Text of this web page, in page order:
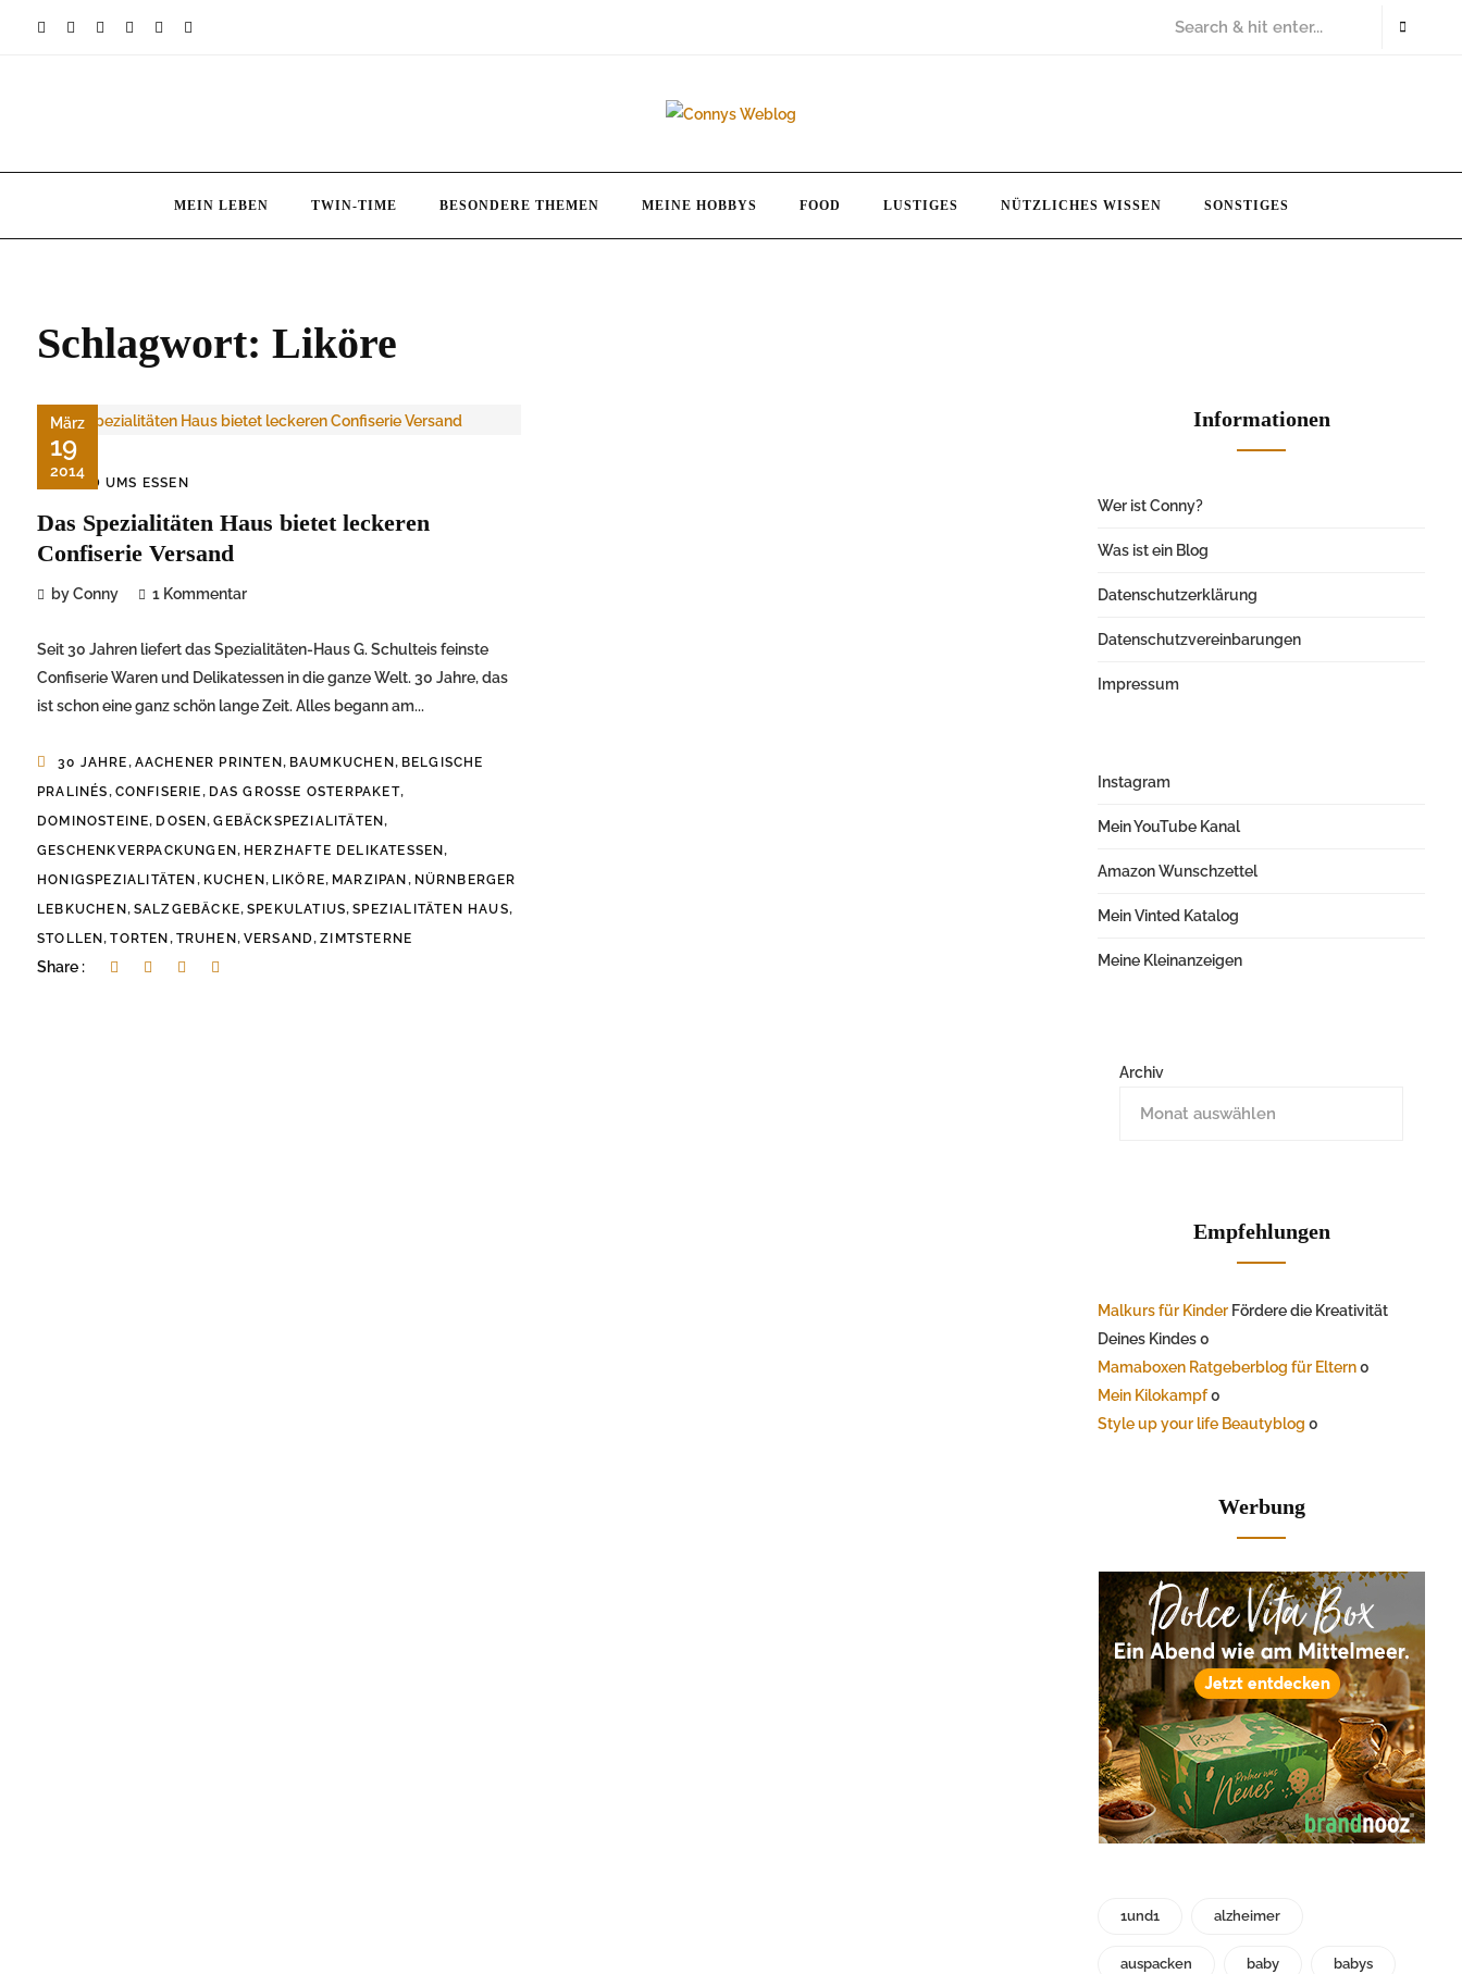
MEIN LEBEN TWIN-TIME BESONDERE THEMEN MEINE HOBBYS FOOD LUSTIGES NÜTZLICHES WISSEN SONSTIGES
Schlagwort: Liköre
März
19
2014
RUND UMS ESSEN
Das Spezialitäten Haus bietet leckeren
Confiserie Versand
by Conny 1 Kommentar
Seit 30 Jahren liefert das Spezialitäten-Haus G. Schulteis feinste
Confiserie Waren und Delikatessen in die ganze Welt. 30 Jahre, das
ist schon eine ganz schön lange Zeit. Alles begann am...
30 JAHRE, AACHENER PRINTEN, BAUMKUCHEN, BELGISCHE
PRALINÉS, CONFISERIE, DAS GROSSE OSTERPAKET ,
DOMINOSTEINE, DOSEN,GEBÄCKSPEZIALITÄTEN,
GESCHENKVERPACKUNGEN, HERZHAFTE DELIKATESSEN,
HONIGSPEZIALITÄTEN, KUCHEN, LIKÖRE, MARZIPAN, NÜRNBERGER
LEBKUCHEN, SALZGEBÄCKE,SPEKULATIUS,SPEZIALITÄTEN HAUS,
STOLLEN,TORTEN, TRUHEN, VERSAND,ZIMTSTERNE
Share :
Informationen
Wer ist Conny?
Was ist ein Blog
Datenschutzerklärung
Datenschutzvereinbarungen
Impressum
Instagram
Mein YouTube Kanal
Amazon Wunschzettel
Mein Vinted Katalog
Meine Kleinanzeigen
Archiv
Empfehlungen
Malkurs für Kinder Fördere die Kreativität
Deines Kindes 0
Mamaboxen Ratgeberblog für Eltern0
Mein Kilokampf0
Style up your life Beautyblog 0
Werbung
1und1 alzheimer
auspacken baby babys